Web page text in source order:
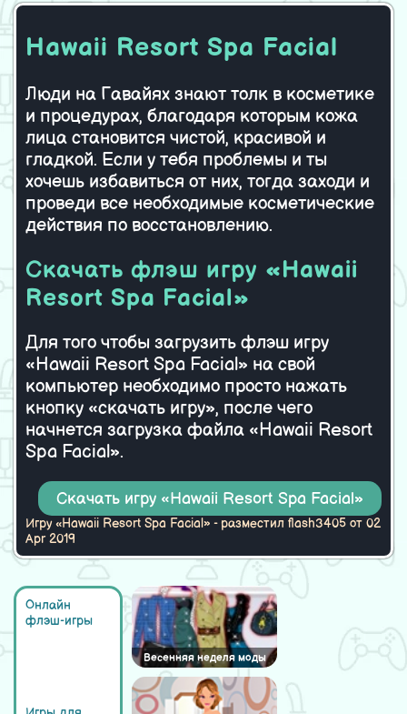
Онлайн
флэш-игры
Весенняя неделя моды
Создание татуировок Конкурс волос Макияж
Забавная комната
Лили Ален Избежать
Страха
Аэропорт Кафетерий Барби в Аквапарке
Hawaii Resort Spa Facial
Люди на Гавайях знают толк в косметике
и процедурах, благодаря которым кожа
лица становится чистой, красивой и
гладкой. Если у тебя проблемы и ты
хочешь избавиться от них, тогда заходи и
проведи все необходимые косметические
действия по восстановлению.
Скачать флэш игру «Hawaii
Resort Spa Facial»
Для того чтобы загрузить флэш игру
«Hawaii Resort Spa Facial» на свой
компьютер необходимо просто нажать
кнопку «скачать игру», после чего
начнется загрузка файла «Hawaii Resort
Spa Facial».
Скачать игру «Hawaii Resort Spa Facial»
Игру «Hawaii Resort Spa Facial» - разместил flash3405 от 02
Apr 2019